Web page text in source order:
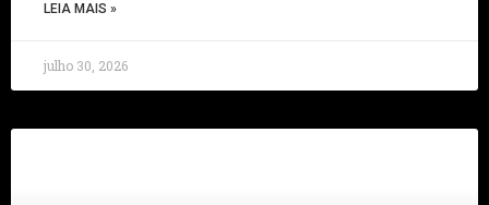
LEIA MAIS »
julho 30, 2026